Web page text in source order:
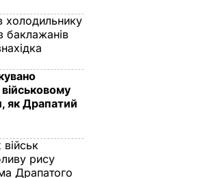
холодильнику
баклажанів
як Драпатий
військ
рису
Драпатого